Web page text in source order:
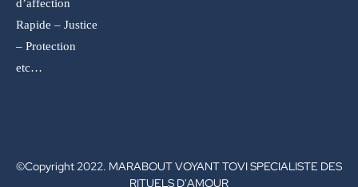
d’affection
Rapide – Justice
– Protection
etc…
©Copyright 2022. MARABOUT VOYANT TOVI SPECIALISTE DES
RITUELS D'AMOUR